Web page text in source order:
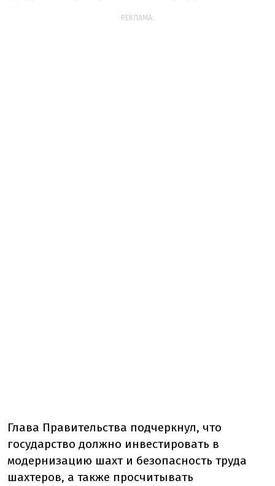
РЕКЛАМА:
Глава Правительства подчеркнул, что
государство должно инвестировать в
модернизацию шахт и безопасность труда
шахтеров, а также просчитывать